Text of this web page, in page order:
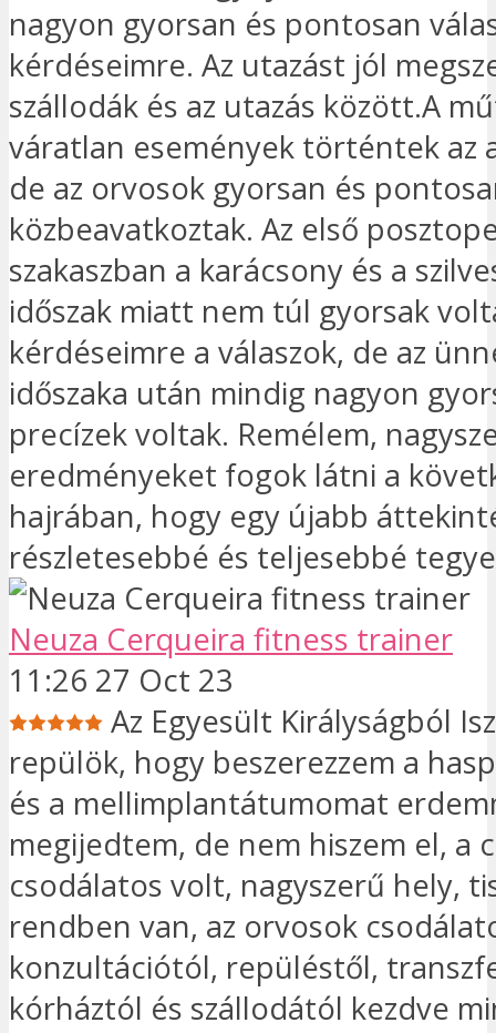
nagyon gyorsan és pontosan
kérdéseimre. Az utazást jól
szállodák és az utazás között.A
váratlan események történtek az
de az orvosok gyorsan és
közbeavatkoztak. Az első
szakaszban a karácsony és a
időszak miatt nem túl gyorsak
kérdéseimre a válaszok, de az
időszaka után mindig nagyon
precízek voltak. Remélem,
eredményeket fogok látni a
hajrában, hogy egy újabb
részletesebbé és teljesebbé
Neuza Cerqueira fitness trainer
11:26 27 Oct 23
Az Egyesült Királyságból
repülök, hogy beszerezzem a
és a mellimplantátumomat
megijedtem, de nem hiszem el, a
csodálatos volt, nagyszerű hely,
rendben van, az orvosok
konzultációtól, repüléstől,
kórháztól és szállodától kezdve